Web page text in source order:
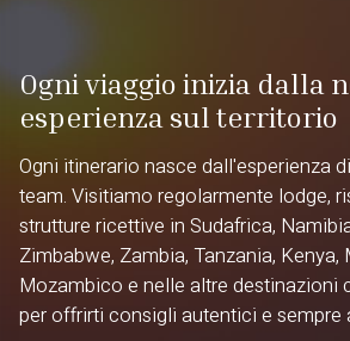
Ogni viaggio inizia dalla
esperienza sul territorio
Ogni itinerario nasce dall'esperienza
team. Visitiamo regolarmente lodge,
strutture ricettive in Sudafrica,
Zimbabwe, Zambia, Tanzania, Kenya,
Mozambico e nelle altre destinazioni
per offrirti consigli autentici e sempre